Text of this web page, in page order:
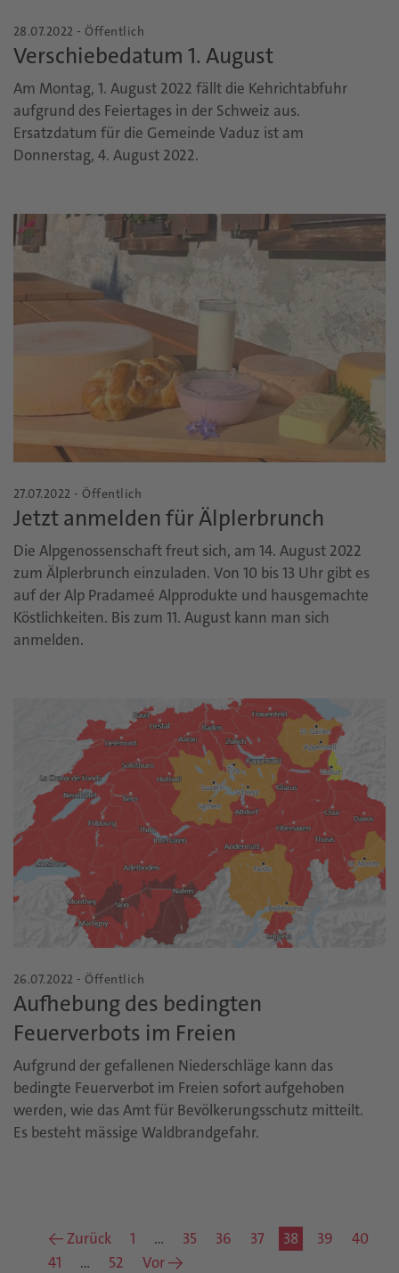
28.07.2022 - Öffentlich
Verschiebedatum 1. August
Am Montag, 1. August 2022 fällt die Kehrichtabfuhr
aufgrund des Feiertages in der Schweiz aus.
Ersatzdatum für die Gemeinde Vaduz ist am
Donnerstag, 4. August 2022.
27.07.2022 - Öffentlich
Jetzt anmelden für Älplerbrunch
Die Alpgenossenschaft freut sich, am 14. August 2022
zum Älplerbrunch einzuladen. Von 10 bis 13 Uhr gibt es
auf der Alp Pradameé Alpprodukte und hausgemachte
Köstlichkeiten. Bis zum 11. August kann man sich
anmelden.
26.07.2022 - Öffentlich
Aufhebung des bedingten
Feuerverbots im Freien
Aufgrund der gefallenen Niederschläge kann das
bedingte Feuerverbot im Freien sofort aufgehoben
werden, wie das Amt für Bevölkerungsschutz mitteilt.
Es besteht mässige Waldbrandgefahr.
← Zurück 1 … 35 36 37 38 39
40
41
… 52 Vor →